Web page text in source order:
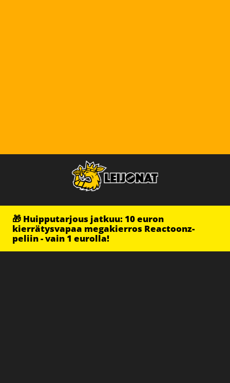
🎁 Huipputarjous jatkuu: 10 euron
kierrätysvapaa megakierros Reactoonz-
peliin - vain 1 eurolla!